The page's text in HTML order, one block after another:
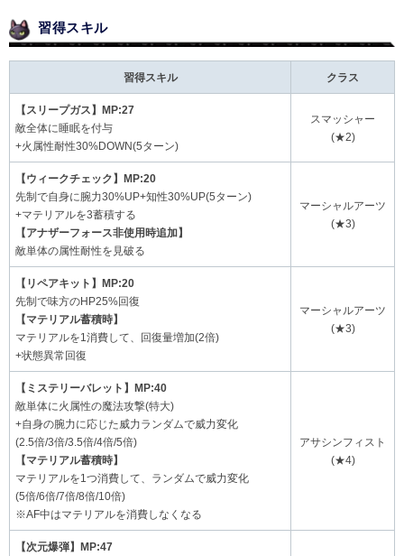
習得スキル
習得スキル クラス
【スリープガス】MP:27
敵全体に睡眠を付与
+火属性耐性30%DOWN(5ターン)
スマッシャー
(★2)
【ウィークチェック】MP:20
先制で自身に腕力30%UP+知性30%UP(5ターン)
+マテリアルを3蓄積する
【アナザーフォース非使用時追加】
敵単体の属性耐性を見破る
マーシャルアーツ
(★3)
【リペアキット】MP:20
先制で味方のHP25%回復
【マテリアル蓄積時】
マテリアルを1消費して、回復量増加(2倍)
+状態異常回復
マーシャルアーツ
(★3)
【ミステリーバレット】MP:40
敵単体に火属性の魔法攻撃(特大)
+自身の腕力に応じた威力ランダムで威力変化
(2.5倍/3倍/3.5倍/4倍/5倍)
【マテリアル蓄積時】
マテリアルを1つ消費して、ランダムで威力変化
(5倍/6倍/7倍/8倍/10倍)
※AF中はマテリアルを消費しなくなる
アサシンフィスト
(★4)
【次元爆弾】MP:47